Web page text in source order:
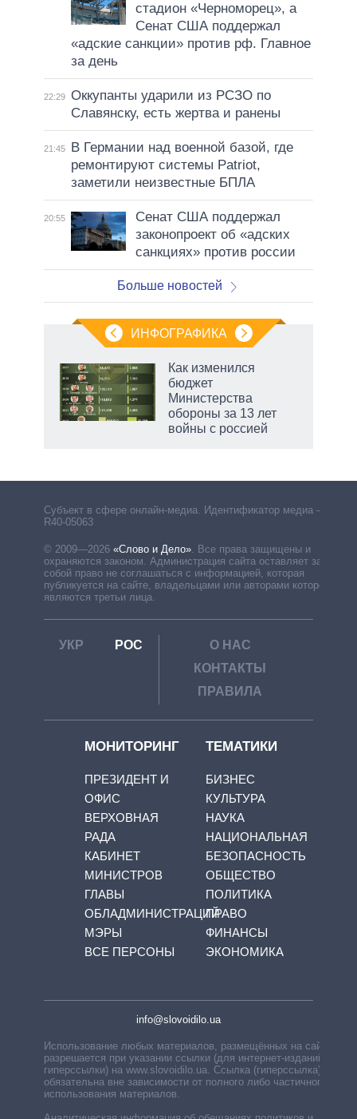
стадион «Черноморец», а
Сенат США поддержал
«адские санкции» против рф. Главное
за день
22:29 Оккупанты ударили из РСЗО по
Славянску, есть жертва и ранены
21:45
В Германии над военной базой, где
ремонтируют системы Patriot,
заметили неизвестные БПЛА
20:55
Сенат США поддержал
законопроект об «адских
санкциях» против россии
Больше новостей
ИНФОГРАФИКА
Как изменился
бюджет
Министерства
обороны за 13 лет
войны с россией
Субъект в сфере онлайн-медиа. Идентификатор медиа –
R40-05063
© 2009—2026 «Слово и Дело». Все права защищены и
охраняются законом. Администрация сайта оставляет за
собой право не соглашаться с информацией, которая
публикуется на сайте, владельцами или авторами которой
являются третьи лица.
УКР РОС
О НАС
КОНТАКТЫ
ПРАВИЛА
МОНИТОРИНГ
ПРЕЗИДЕНТ И
ОФИС
ВЕРХОВНАЯ
РАДА
КАБИНЕТ
МИНИСТРОВ
ГЛАВЫ
ОБЛАДМИНИСТРАЦИЙ
МЭРЫ
ВСЕ ПЕРСОНЫ
ТЕМАТИКИ
БИЗНЕС
КУЛЬТУРА
НАУКА
НАЦИОНАЛЬНАЯ
БЕЗОПАСНОСТЬ
ОБЩЕСТВО
ПОЛИТИКА
ПРАВО
ФИНАНСЫ
ЭКОНОМИКА
info@slovoidilo.ua
Использование любых материалов, размещённых на сайте,
разрешается при указании ссылки (для интернет-изданий —
гиперссылки) на www.slovoidilo.ua. Ссылка (гиперссылка)
обязательна вне зависимости от полного либо частичного
использования материалов.